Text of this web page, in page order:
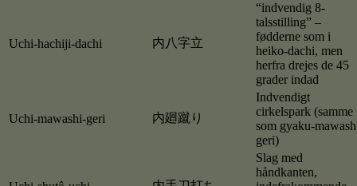
Uchi-hachiji-dachi 内八字立
“indvendig 8-
talsstilling” –
fødderne som i
heiko-dachi, men
herfra drejes de 45
grader indad
Uchi-mawashi-geri 内廻蹴り
Indvendigt
cirkelspark (samme
som gyaku-
geri)
Slag med
håndkanten,